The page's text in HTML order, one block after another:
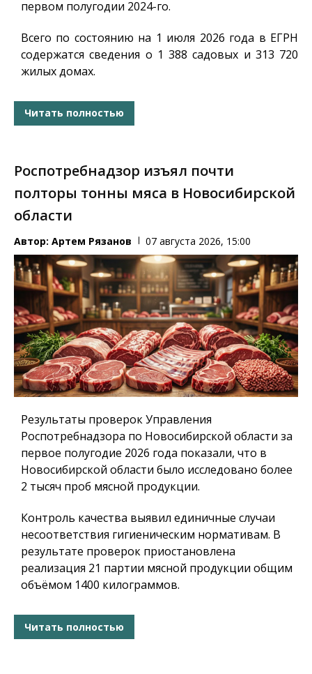
первом полугодии 2024-го.
Всего по состоянию на 1 июля 2026 года в ЕГРН
содержатся сведения о 1 388 садовых и 313 720
жилых домах.
Читать полностью
Роспотребнадзор изъял почти
полторы тонны мяса в Новосибирской
области
Автор: Артем Рязанов 07 августа 2026, 15:00
Результаты проверок Управления
Роспотребнадзора по Новосибирской области за
первое полугодие 2026 года показали, что в
Новосибирской области было исследовано более
2 тысяч проб мясной продукции.
Контроль качества выявил единичные случаи
несоответствия гигиеническим нормативам. В
результате проверок приостановлена
реализация 21 партии мясной продукции общим
объёмом 1400 килограммов.
Читать полностью